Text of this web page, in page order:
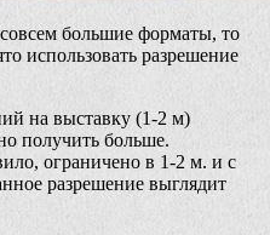
большие форматы, то
использовать разрешение
на выставку (1-2 м)
получить больше.
ограничено в 1-2 м. и с
разрешение выглядит